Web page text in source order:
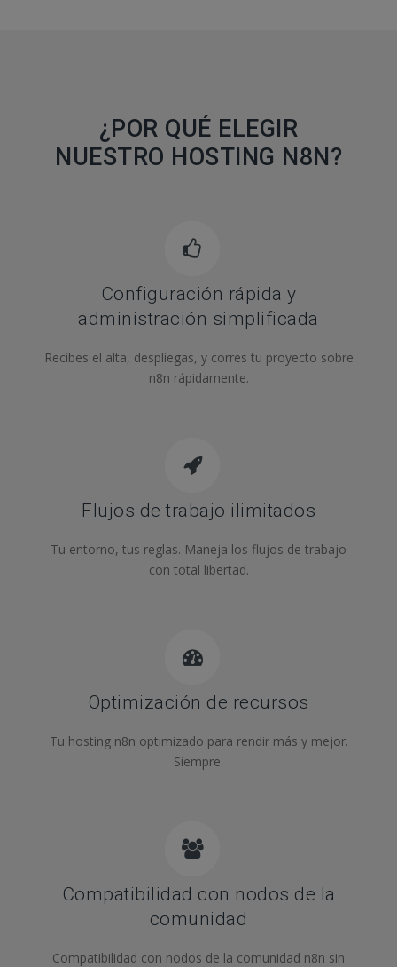
¿POR QUÉ ELEGIR
NUESTRO HOSTING N8N?
Configuración rápida y
administración simplificada
Recibes el alta, despliegas, y corres tu proyecto sobre
n8n rápidamente.
Flujos de trabajo ilimitados
Tu entorno, tus reglas. Maneja los flujos de trabajo
con total libertad.
Optimización de recursos
Tu hosting n8n optimizado para rendir más y mejor.
Siempre.
Compatibilidad con nodos de la
comunidad
Compatibilidad con nodos de la comunidad n8n sin